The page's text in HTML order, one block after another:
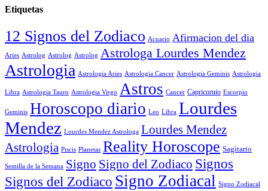
Etiquetas
12 Signos del Zodiaco Acuario Afirmacion del dia
Aries Astrolog Astrolog Astrolog Astrologa Lourdes Mendez
Astrologia Astrologia Aries Astrologia Cancer Astrologia Geminis Astrologia
Libra Astrologia Tauro Astrologia Virgo Astros Cancer Capricornio Escorpio
Geminis Horoscopo diario Leo Libra Lourdes
Mendez Lourdes Mendez Astrologa Lourdes Mendez
Astrologia Piscis Planetas Reality Horoscope Sagitario
Semilla de la Semana Signo Signo del Zodiaco Signos
Signos del Zodiaco Signo Zodiacal Signo Zodiacal